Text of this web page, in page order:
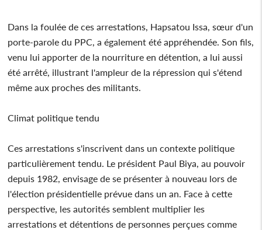
Dans la foulée de ces arrestations, Hapsatou Issa, sœur d'un
porte-parole du PPC, a également été appréhendée. Son fils,
venu lui apporter de la nourriture en détention, a lui aussi
été arrêté, illustrant l'ampleur de la répression qui s'étend
même aux proches des militants.
Climat politique tendu
Ces arrestations s'inscrivent dans un contexte politique
particulièrement tendu. Le président Paul Biya, au pouvoir
depuis 1982, envisage de se présenter à nouveau lors de
l'élection présidentielle prévue dans un an. Face à cette
perspective, les autorités semblent multiplier les
arrestations et détentions de personnes perçues comme